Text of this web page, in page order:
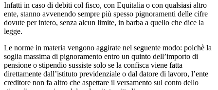
Infatti in caso di debiti col fisco, con Equitalia o con qualsiasi altro
ente, stanno avvenendo sempre più spesso pignoramenti delle cifre
dovute per intero, senza alcun limite, in barba a quello che dice la
legge.
Le norme in materia vengono aggirate nel seguente modo: poichè la
soglia massima di pignoramento entro un quinto dell’importo di
pensione o stipendio sussiste solo se la confisca viene fatta
direttamente dall’istituto previdenziale o dal datore di lavoro, l’ente
creditore non fa altro che aspettare il versamento sul conto dello